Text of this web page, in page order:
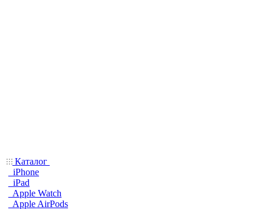
Каталог
iPhone
iPad
Apple Watch
Apple AirPods